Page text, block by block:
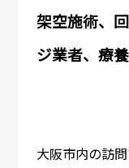
架空施術、
ジ業者、療
大阪市内の訪